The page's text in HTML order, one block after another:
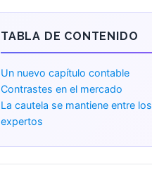
TABLA DE CONTENIDO
Un nuevo capítulo contable
Contrastes en el mercado
La cautela se mantiene entre los
expertos